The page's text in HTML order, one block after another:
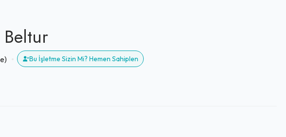
Beltur
Bu İşletme Sizin Mi? Hemen Sahiplen